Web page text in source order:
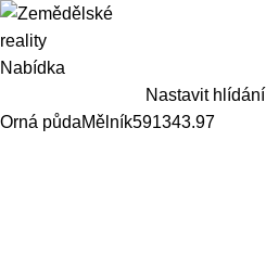
Nabídka
Nastavit
Orná půdaMělník591343.97